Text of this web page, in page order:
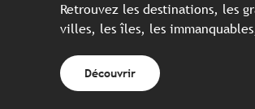
Retrouvez les destinations, les
villes, les îles, les
Découvrir